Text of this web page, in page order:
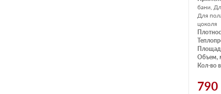
бани,
Для
цоколя
Объем,
Кол-во
790